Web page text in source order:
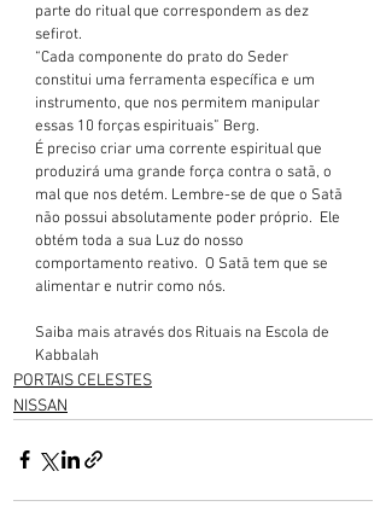
parte do ritual que correspondem as dez
sefirot.
“Cada componente do prato do Seder
constitui uma ferramenta específica e um
instrumento, que nos permitem manipular
essas 10 forças espirituais” Berg.
É preciso criar uma corrente espiritual que
produzirá uma grande força contra o satã, o
mal que nos detém. Lembre-se de que o Satã
não possui absolutamente poder próprio.  Ele
obtém toda a sua Luz do nosso
comportamento reativo.  O Satã tem que se
alimentar e nutrir como nós.
Saiba mais através dos Rituais na Escola de
Kabbalah
PORTAIS CELESTES
NISSAN